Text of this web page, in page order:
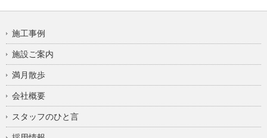
施工事例
施設ご案内
満月散歩
会社概要
スタッフのひと言